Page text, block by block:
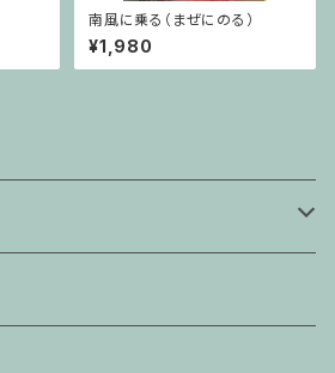
南風に乗る（まぜにのる）
¥1,980